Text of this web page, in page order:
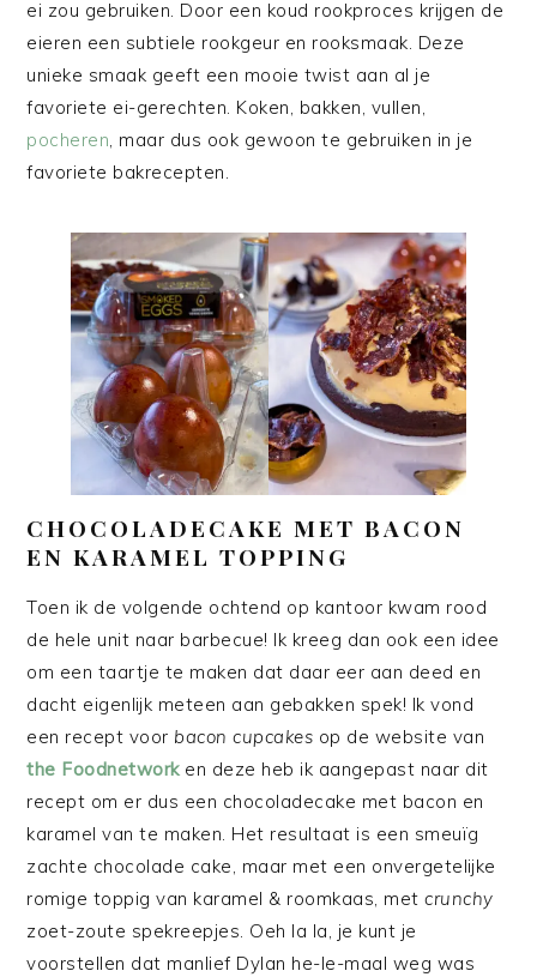
ei zou gebruiken. Door een koud rookproces krijgen de
eieren een subtiele rookgeur en rooksmaak. Deze
unieke smaak geeft een mooie twist aan al je
favoriete ei-gerechten. Koken, bakken, vullen,
pocheren, maar dus ook gewoon te gebruiken in je
favoriete bakrecepten.
CHOCOLADECAKE MET BACON
EN KARAMEL TOPPING
Toen ik de volgende ochtend op kantoor kwam rood
de hele unit naar barbecue! Ik kreeg dan ook een idee
om een taartje te maken dat daar eer aan deed en
dacht eigenlijk meteen aan gebakken spek! Ik vond
een recept voor bacon cupcakes op de website van
the Foodnetworken deze heb ik aangepast naar dit
recept om er dus een chocoladecake met bacon en
karamel van te maken. Het resultaat is een smeuïg
zachte chocolade cake, maar met een onvergetelijke
romige toppig van karamel & roomkaas, metcrunchy
zoet-zoute spekreepjes. Oeh la la, je kunt je
voorstellen dat manlief Dylan he-le-maal weg was